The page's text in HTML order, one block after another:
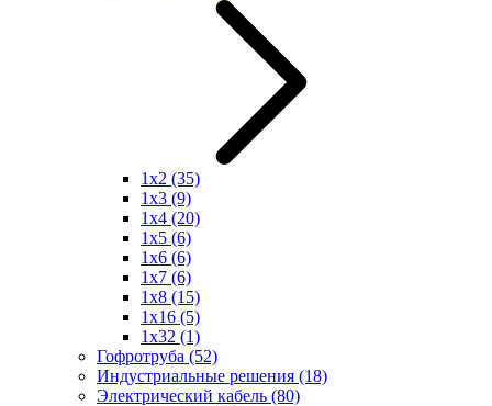
1x2 (35)
1x3 (9)
1x4 (20)
1x5 (6)
1x6 (6)
1x7 (6)
1x8 (15)
1x16 (5)
1x32 (1)
Гофротруба (52)
Индустриальные решения (18)
Электрический кабель (80)